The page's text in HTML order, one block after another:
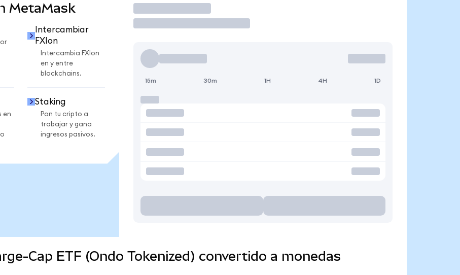
MetaMask
Intercambiar
FXIon
Intercambia FXIon
en y entre
blockchains.
en
Staking
Pon tu cripto a
trabajar y gana
ingresos pasivos.
Operar
15m 30m 1H 4H 1D
Cap ETF (Ondo Tokenized) convertido a monedas